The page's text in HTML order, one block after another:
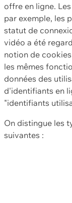
offre en ligne.
par exemple, les
statut de
vidéo a été
notion de
les mêmes
données des
d'identifiants en
"identifiants
On distingue les
suivantes :